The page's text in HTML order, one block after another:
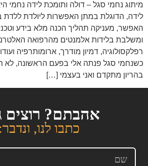
מיתוג נחמי סגל – דולה ותומכת לידה נחמי
לידה, הדוגלת במתן האפשרות ליולדת ללדת
האפשר, מעניקה תהליך הכנה מלא בידע
ומשלבת בלידות אלמנטים מהרפואה
רפלקסולוגיה, דמיון מודרך, ארומותרפיה
כשנחמי סגל פנתה אלי בפעם הראשונה, לא
בהריון מתקדם ואני בעצמי […]
אהבתם? רוצים
כתבו לנו, ונדבר: